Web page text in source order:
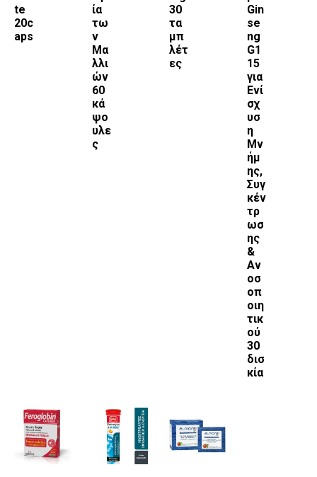
te
20c
aps
ία
τω
ν
Μα
λλι
ών
60
κά
ψο
υλε
ς
30
τα
μπ
λέτ
ες
Gin
se
ng
G1
15
για
Ενί
σχ
υσ
η
Μν
ήμ
ης,
Συγ
κέν
τρ
ωσ
ης
&
Αν
οσ
οπ
οιη
τικ
ού
30
δισ
κία